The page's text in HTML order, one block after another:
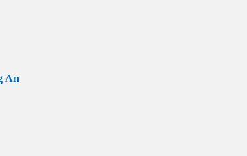
An